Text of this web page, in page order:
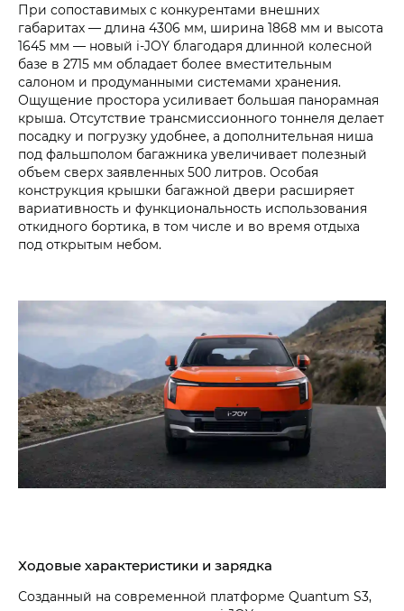
При сопоставимых с конкурентами внешних
габаритах — длина 4306 мм, ширина 1868 мм и высота
1645 мм — новый i‑JOY благодаря длинной колесной
базе в 2715 мм обладает более вместительным
салоном и продуманными системами хранения.
Ощущение простора усиливает большая панорамная
крыша. Отсутствие трансмиссионного тоннеля делает
посадку и погрузку удобнее, а дополнительная ниша
под фальшполом багажника увеличивает полезный
объем сверх заявленных 500 литров. Особая
конструкция крышки багажной двери расширяет
вариативность и функциональность использования
откидного бортика, в том числе и во время отдыха
под открытым небом.
Ходовые характеристики и зарядка
Созданный на современной платформе Quantum S3,